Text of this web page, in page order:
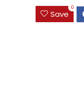
Save
0